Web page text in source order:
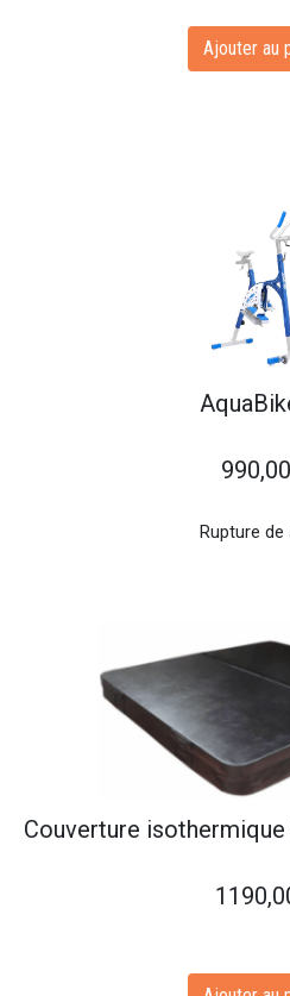
Ajouter au
990,00
Rupture
Couverture